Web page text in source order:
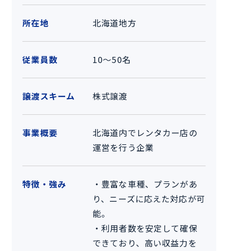
所在地 北海道地方
従業員数 10～50名
譲渡スキーム 株式譲渡
事業概要
北海道内でレンタカー店の
運営を行う企業
特徴・強み
・豊富な車種、プランがあ
り、ニーズに応えた対応が可
能。
・利用者数を安定して確保
できており、高い収益力を